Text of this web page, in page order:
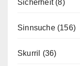
Sicherheit(8)
Sinnsuche(156)
Skurril (36)